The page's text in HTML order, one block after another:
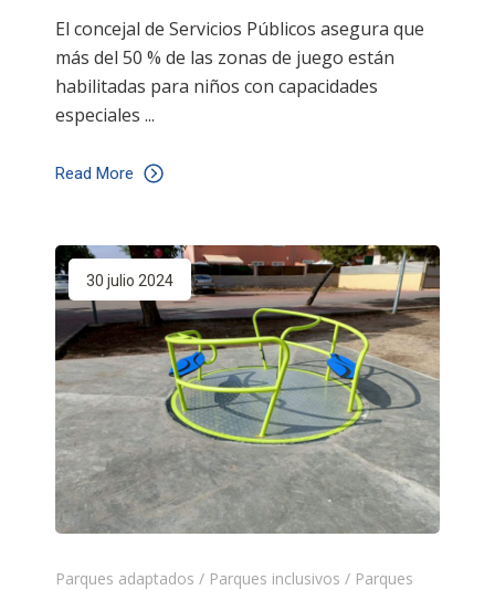
El concejal de Servicios Públicos asegura que
más del 50 % de las zonas de juego están
habilitadas para niños con capacidades
especiales
Read More
30 julio 2024
Parques adaptados / Parques inclusivos / Parques